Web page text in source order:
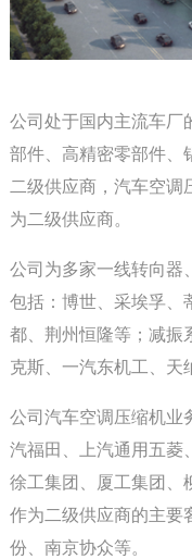
公司处于国内主流车厂
部件、高精密零部件、
二级供应商，汽车空调
为二级供应商。
公司为多家一线转向器
包括：博世、采埃孚、
都、荆州恒隆等；减振
克斯、一汽东机工、天
公司汽车空调压缩机业
汽福田、上汽通用五菱
徐工集团、厦工集团、
作为二级供应商的主要
份、南京协众等。